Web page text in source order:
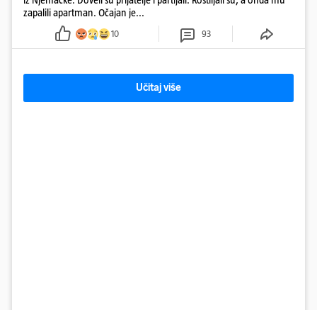
zapalili apartman. Očajan je...
10 93
Učitaj više